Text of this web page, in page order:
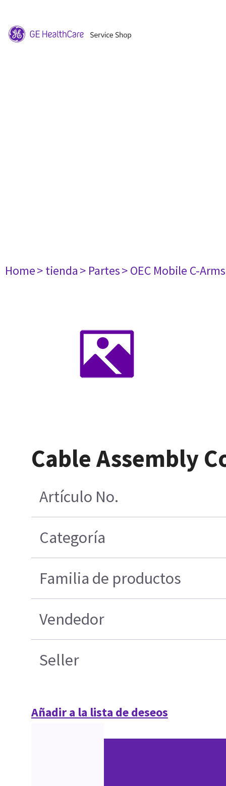
Home> tienda> Partes> OEC Mobile C-Arms
Cable Assembly
Artículo No.
Categoría
Familia de productos
Vendedor
Seller
Añadir a la lista de deseos